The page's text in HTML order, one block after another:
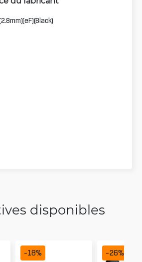
disponibles
-18% -26%